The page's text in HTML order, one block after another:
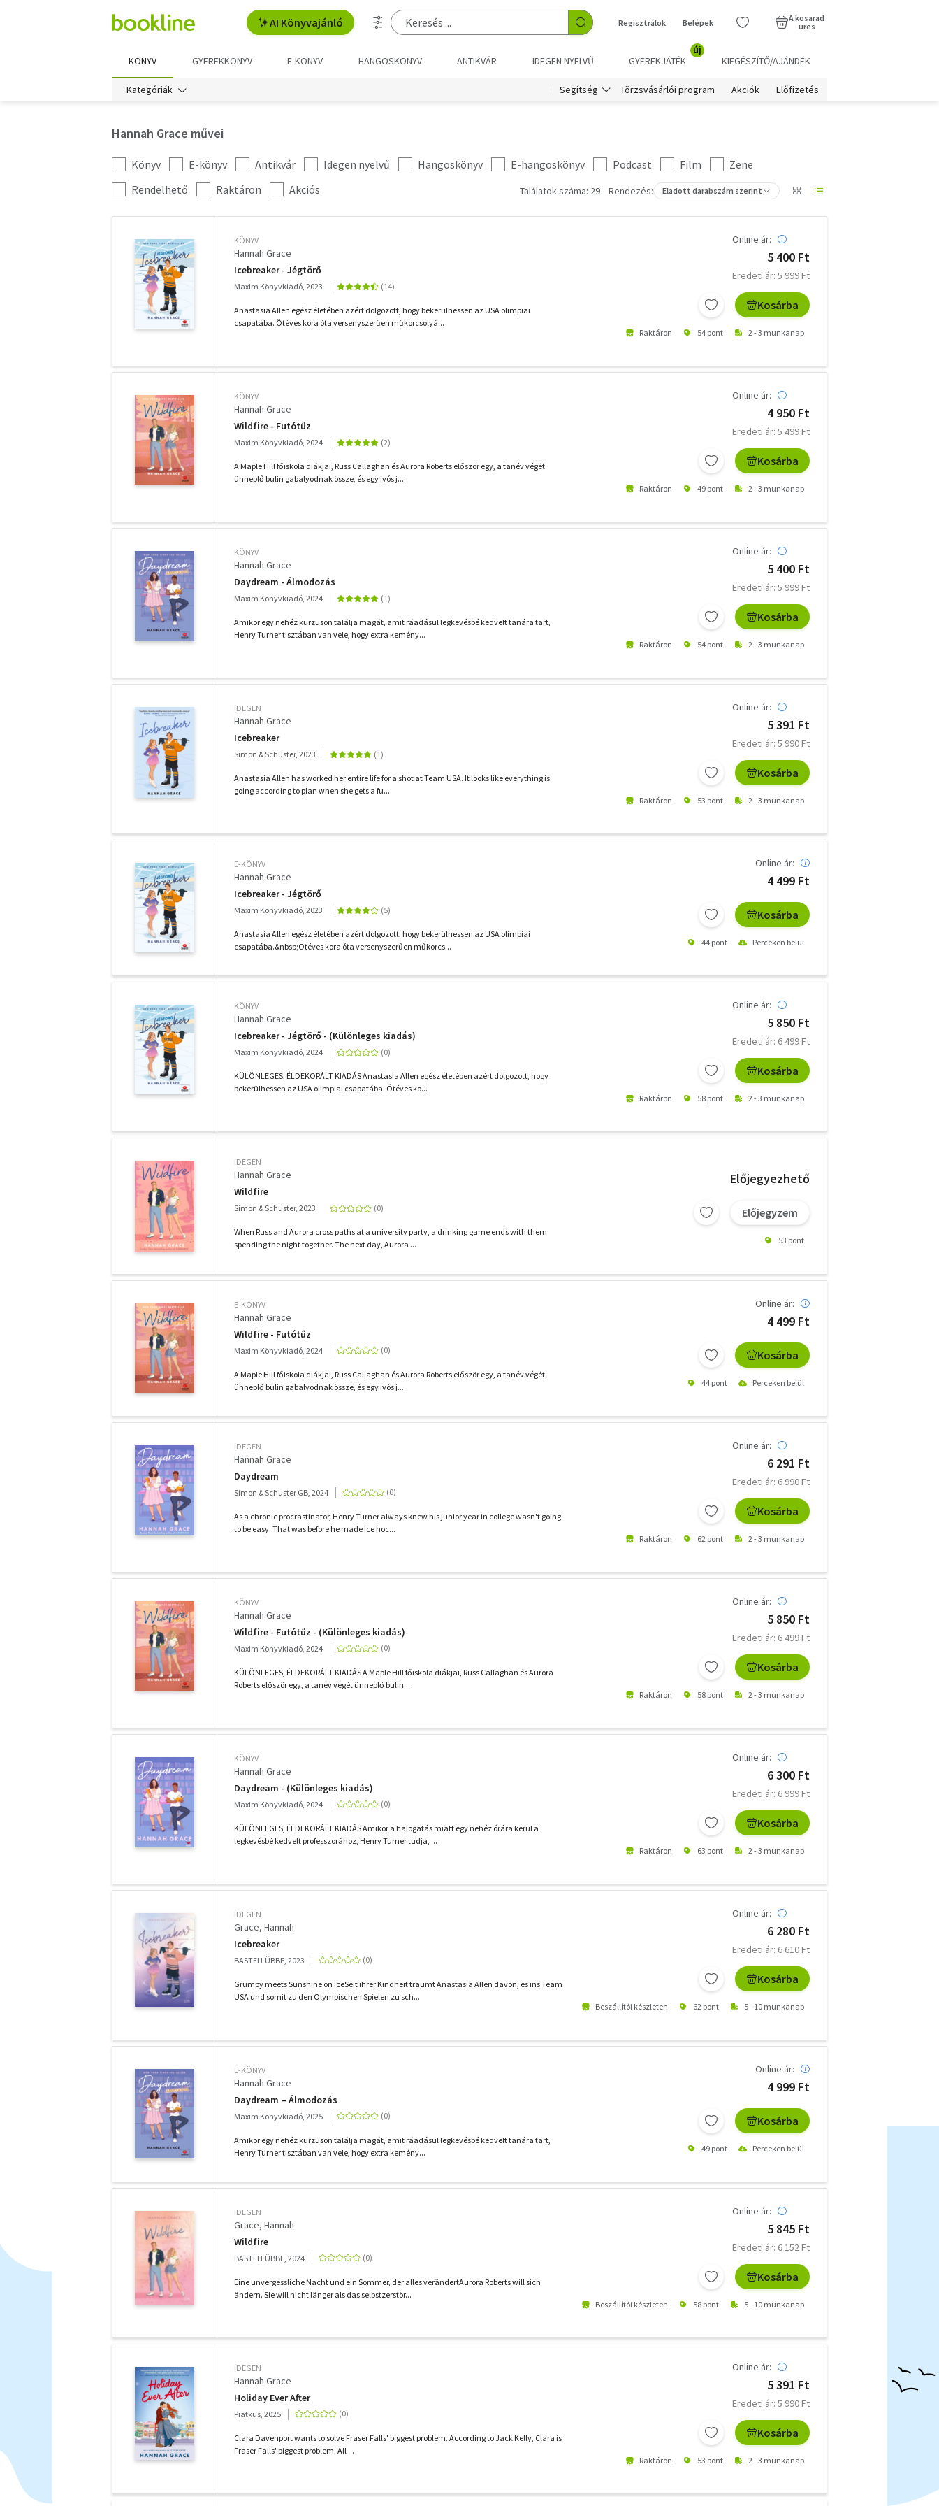
AI Könyvajánló Regisztrálok Belépek
A kosarad
üres
KÖNYV GYEREKKÖNYV E-KÖNYV HANGOSKÖNYV ANTIKVÁR IDEGEN NYELVŰ GYEREKJÁTÉK
új
KIEGÉSZÍTŐ/AJÁNDÉK
Kategóriák Segítség Törzsvásárlói program Akciók Előfizetés
Hannah Grace művei
Kategória
szűrés
Könyv E-könyv Antikvár Idegen nyelvű Hangoskönyv E-hangoskönyv Podcast Film
Zene
További
szűrők
Rendelhető Raktáron Akciós Találatok száma: 29 Rendezés: Eladott darabszám szerint
KÖNYV
Hannah Grace
Icebreaker - Jégtörő
Maxim Könyvkiadó, 2023
Anastasia Allen egész életében azért dolgozott, hogy bekerülhessen az USA olimpiai
csapatába. Ötéves kora óta versenyszerűen műkorcsolyá...
Online ár:
5 400 Ft
Eredeti ár: 5 999 Ft
Kosárba
Raktáron 54 pont 2 - 3 munkanap
KÖNYV
Hannah Grace
Wildfire - Futótűz
Maxim Könyvkiadó, 2024
A Maple Hill főiskola diákjai, Russ Callaghan és Aurora Roberts először egy, a tanév végét
ünneplő bulin gabalyodnak össze, és egy ivós j...
Online ár:
4 950 Ft
Eredeti ár: 5 499 Ft
Kosárba
Raktáron 49 pont 2 - 3 munkanap
KÖNYV
Hannah Grace
Daydream - Álmodozás
Maxim Könyvkiadó, 2024
Amikor egy nehéz kurzuson találja magát, amit ráadásul legkevésbé kedvelt tanára tart,
Henry Turner tisztában van vele, hogy extra kemény...
Online ár:
5 400 Ft
Eredeti ár: 5 999 Ft
Kosárba
Raktáron 54 pont 2 - 3 munkanap
IDEGEN
Hannah Grace
Icebreaker
Simon & Schuster, 2023
Anastasia Allen has worked her entire life for a shot at Team USA. It looks like everything is
going according to plan when she gets a fu...
Online ár:
5 391 Ft
Eredeti ár: 5 990 Ft
Kosárba
Raktáron 53 pont 2 - 3 munkanap
E-KÖNYV
Hannah Grace
Icebreaker - Jégtörő
Maxim Könyvkiadó, 2023
Anastasia Allen egész életében azért dolgozott, hogy bekerülhessen az USA olimpiai
csapatába.&nbsp;Ötéves kora óta versenyszerűen műkorcs...
Online ár:
4 499 Ft
Kosárba
44 pont Perceken belül
KÖNYV
Hannah Grace
Icebreaker - Jégtörő - (Különleges kiadás)
Maxim Könyvkiadó, 2024
KÜLÖNLEGES, ÉLDEKORÁLT KIADÁS Anastasia Allen egész életében azért dolgozott, hogy
bekerülhessen az USA olimpiai csapatába. Ötéves ko...
Online ár:
5 850 Ft
Eredeti ár: 6 499 Ft
Kosárba
Raktáron 58 pont 2 - 3 munkanap
IDEGEN
Hannah Grace
Wildfire
Simon & Schuster, 2023
When Russ and Aurora cross paths at a university party, a drinking game ends with them
spending the night together. The next day, Aurora ...
Előjegyezhető
Előjegyzem
53 pont
E-KÖNYV
Hannah Grace
Wildfire - Futótűz
Maxim Könyvkiadó, 2024
A Maple Hill főiskola diákjai, Russ Callaghan és Aurora Roberts először egy, a tanév végét
ünneplő bulin gabalyodnak össze, és egy ivós j...
Online ár:
4 499 Ft
Kosárba
44 pont Perceken belül
IDEGEN
Hannah Grace
Daydream
Simon & Schuster GB, 2024
As a chronic procrastinator, Henry Turner always knew his junior year in college wasn't going
to be easy. That was before he made ice hoc...
Online ár:
6 291 Ft
Eredeti ár: 6 990 Ft
Kosárba
Raktáron 62 pont 2 - 3 munkanap
KÖNYV
Hannah Grace
Wildfire - Futótűz - (Különleges kiadás)
Maxim Könyvkiadó, 2024
KÜLÖNLEGES, ÉLDEKORÁLT KIADÁS A Maple Hill főiskola diákjai, Russ Callaghan és Aurora
Roberts először egy, a tanév végét ünneplő bulin...
Online ár:
5 850 Ft
Eredeti ár: 6 499 Ft
Kosárba
Raktáron 58 pont 2 - 3 munkanap
KÖNYV
Hannah Grace
Daydream - (Különleges kiadás)
Maxim Könyvkiadó, 2024
KÜLÖNLEGES, ÉLDEKORÁLT KIADÁS Amikor a halogatás miatt egy nehéz órára kerül a
legkevésbé kedvelt professzorához, Henry Turner tudja, ...
Online ár:
6 300 Ft
Eredeti ár: 6 999 Ft
Kosárba
Raktáron 63 pont 2 - 3 munkanap
IDEGEN
Grace, Hannah
Icebreaker
BASTEI LÜBBE, 2023
Grumpy meets Sunshine on IceSeit ihrer Kindheit träumt Anastasia Allen davon, es ins Team
USA und somit zu den Olympischen Spielen zu sch...
Online ár:
6 280 Ft
Eredeti ár: 6 610 Ft
Kosárba
Beszállítói készleten 62 pont 5 - 10 munkanap
E-KÖNYV
Hannah Grace
Daydream – Álmodozás
Maxim Könyvkiadó, 2025
Amikor egy nehéz kurzuson találja magát, amit ráadásul legkevésbé kedvelt tanára tart,
Henry Turner tisztában van vele, hogy extra kemény...
Online ár:
4 999 Ft
Kosárba
49 pont Perceken belül
IDEGEN
Grace, Hannah
Wildfire
BASTEI LÜBBE, 2024
Eine unvergessliche Nacht und ein Sommer, der alles verändertAurora Roberts will sich
ändern. Sie will nicht länger als das selbstzerstör...
Online ár:
5 845 Ft
Eredeti ár: 6 152 Ft
Kosárba
Beszállítói készleten 58 pont 5 - 10 munkanap
IDEGEN
Hannah Grace
Holiday Ever After
Piatkus, 2025
Clara Davenport wants to solve Fraser Falls' biggest problem. According to Jack Kelly, Clara is
Fraser Falls' biggest problem. All ...
Online ár:
5 391 Ft
Eredeti ár: 5 990 Ft
Kosárba
Raktáron 53 pont 2 - 3 munkanap